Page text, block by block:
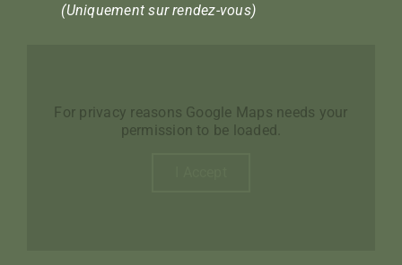
(Uniquement sur rendez-vous)
For privacy reasons Google Maps needs your
permission to be loaded.